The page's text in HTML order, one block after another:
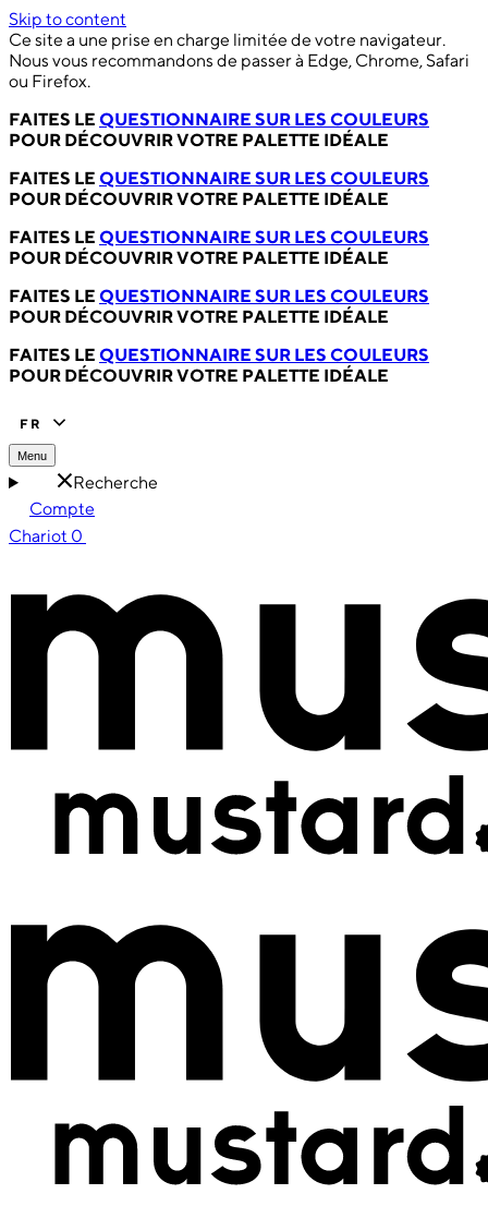
Skip to content
Ce site a une prise en charge limitée de votre navigateur.
Nous vous recommandons de passer à Edge, Chrome, Safari
ou Firefox.
FAITES LE QUESTIONNAIRE SUR LES COULEURS
POUR DÉCOUVRIR VOTRE PALETTE IDÉALE
FAITES LE QUESTIONNAIRE SUR LES COULEURS
POUR DÉCOUVRIR VOTRE PALETTE IDÉALE
FAITES LE QUESTIONNAIRE SUR LES COULEURS
POUR DÉCOUVRIR VOTRE PALETTE IDÉALE
FAITES LE QUESTIONNAIRE SUR LES COULEURS
POUR DÉCOUVRIR VOTRE PALETTE IDÉALE
FAITES LE QUESTIONNAIRE SUR LES COULEURS
POUR DÉCOUVRIR VOTRE PALETTE IDÉALE
FR
Menu
Recherche
Compte
Chariot 0